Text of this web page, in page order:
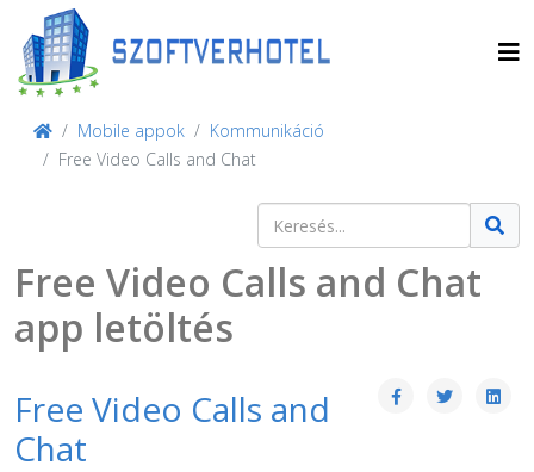
Mobile appok
Kommunikáció
Free Video Calls and Chat
Keresés
Free Video Calls and Chat
app letöltés
Free Video Calls and
Chat